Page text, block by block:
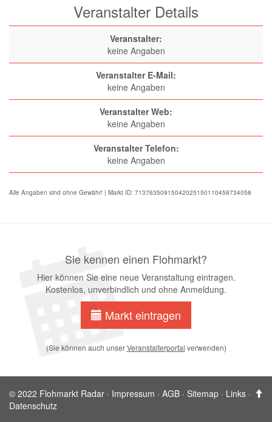
Veranstalter Details
Veranstalter:
keine Angaben
Veranstalter E-Mail:
keine Angaben
Veranstalter Web:
keine Angaben
Veranstalter Telefon:
keine Angaben
Alle Angaben sind ohne Gewähr! | Markt ID: 71376350915042025150110458734058
Sie kennen einen Flohmarkt?
Hier können Sie eine neue Veranstaltung eintragen.
Kostenlos, unverbindlich und ohne Anmeldung.
Markt eintragen
(Sie können auch unserVeranstalterportal verwenden)
© 2022 Flohmarkt Radar · Impressum · AGB · Sitemap · Links ·
Datenschutz